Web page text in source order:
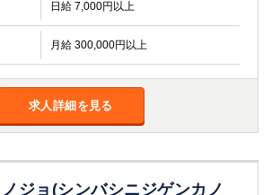
日給 7,000円以上
月給 300,000円以上
求人詳細を見る
ジョ(シンバシニジゲンカノ
松原＞
北浦和（西口）
津田沼